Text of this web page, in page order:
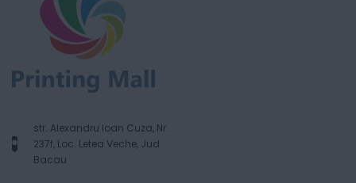
str. Alexandru Ioan Cuza, Nr.
237f, Loc. Letea Veche, Jud.
Bacau